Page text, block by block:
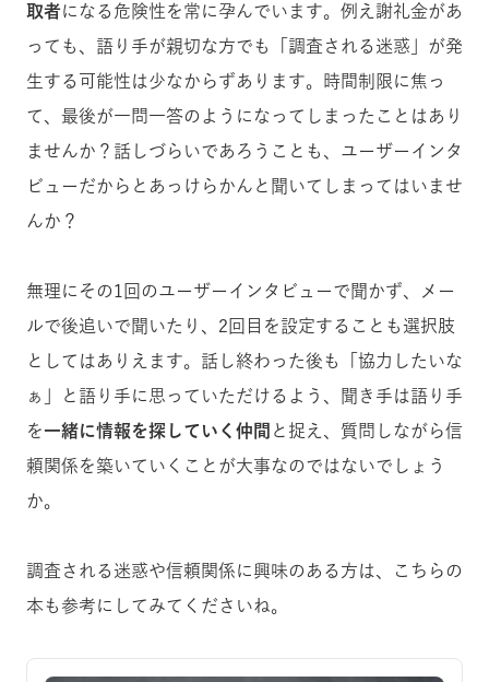
取者になる危険性を常に孕んでいます。例え謝礼金があ
っても、語り手が親切な方でも「調査される迷惑」が発
生する可能性は少なからずあります。時間制限に焦っ
て、最後が一問一答のようになってしまったことはあり
ませんか？話しづらいであろうことも、ユーザーインタ
ビューだからとあっけらかんと聞いてしまってはいませ
んか？
無理にその1回のユーザーインタビューで聞かず、メー
ルで後追いで聞いたり、2回目を設定することも選択肢
としてはありえます。話し終わった後も「協力したいな
ぁ」と語り手に思っていただけるよう、聞き手は語り手
を一緒に情報を探していく仲間 と捉え、質問しながら信
頼関係を築いていくことが大事なのではないでしょう
か。
調査される迷惑や信頼関係に興味のある方は、こちらの
本も参考にしてみてくださいね。